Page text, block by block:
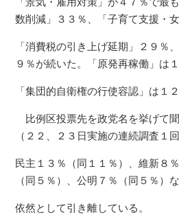
数削減」３３％、「子育て支援・
「消費税の引き上げ延期」２９％
９％が続いた。「原発再稼働」は１
「集団的自衛権の行使容認」は１
比例区投票先を政党名を挙げて
（２２、２３日実施の連続調査１
民主１３％（同１１％）、維新８
（同５％）、公明７％（同５％）
依然として引き離している。